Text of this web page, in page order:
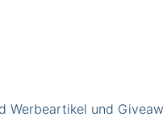
Werbeartikel und